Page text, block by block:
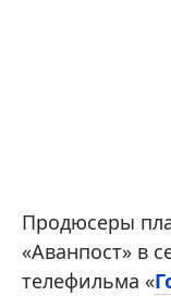
Продюсеры
«Аванпост» в
телефильма «